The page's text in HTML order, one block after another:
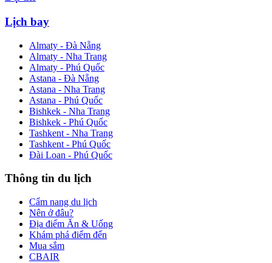
Lịch bay
Almaty - Đà Nẵng
Almaty - Nha Trang
Almaty - Phú Quốc
Astana - Đà Nẵng
Astana - Nha Trang
Astana - Phú Quốc
Bishkek - Nha Trang
Bishkek - Phú Quốc
Tashkent - Nha Trang
Tashkent - Phú Quốc
Đài Loan - Phú Quốc
Thông tin du lịch
Cẩm nang du lịch
Nên ở đâu?
Địa điểm Ăn & Uống
Khám phá điểm đến
Mua sắm
CBAIR